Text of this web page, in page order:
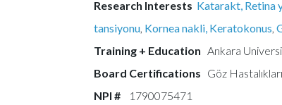
Research Interests Katarakt, Retina
tansiyonu, Kornea nakli, Keratokonus,
Training + Education Ankara
Board Certifications Göz Hastalıkları
NPI # 1790075471